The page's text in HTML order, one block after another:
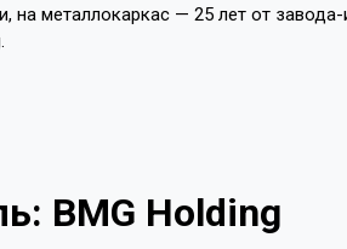
на металлокаркас — 25 лет от завода-
BMG Holding